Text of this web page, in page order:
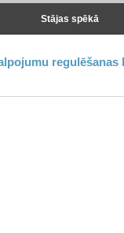
Stājas spēkā
regulēšanas